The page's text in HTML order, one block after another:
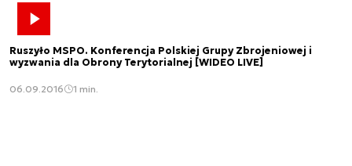
Ruszyło MSPO. Konferencja Polskiej Grupy Zbrojeniowej i
wyzwania dla Obrony Terytorialnej [WIDEO LIVE]
06.09.2016 1 min.